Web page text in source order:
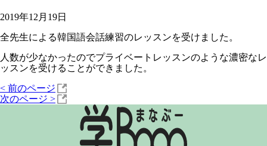
2019年12月19日
全先生による韓国語会話練習のレッスンを受けました。
人数が少なかったのでプライベートレッスンのような濃密なレ
ッスンを受けることができました。
< 前のページ
次のページ >